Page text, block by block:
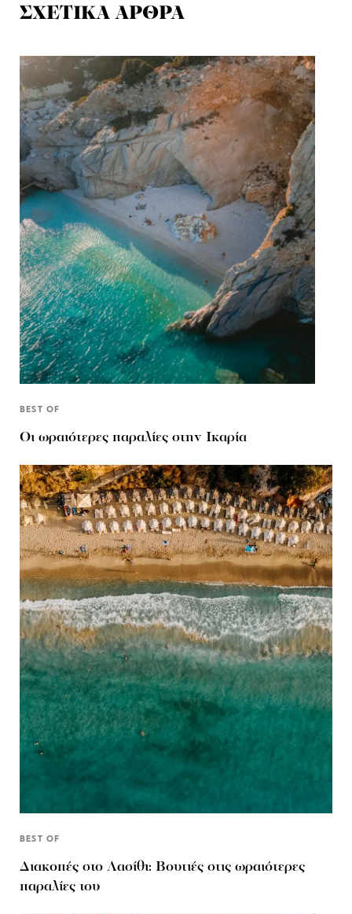
ΣΧΕΤΙΚΑ ΑΡΘΡΑ
BEST OF
Οι ωραιότερες παραλίες στην Ικαρία
BEST OF
Διακοπές στο Λασίθι: Βουτιές στις ωραιότερες
παραλίες του